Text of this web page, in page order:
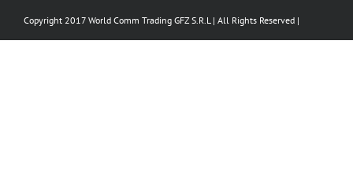
Copyright 2017 World Comm Trading GFZ S.R.L | All Rights Reserved |